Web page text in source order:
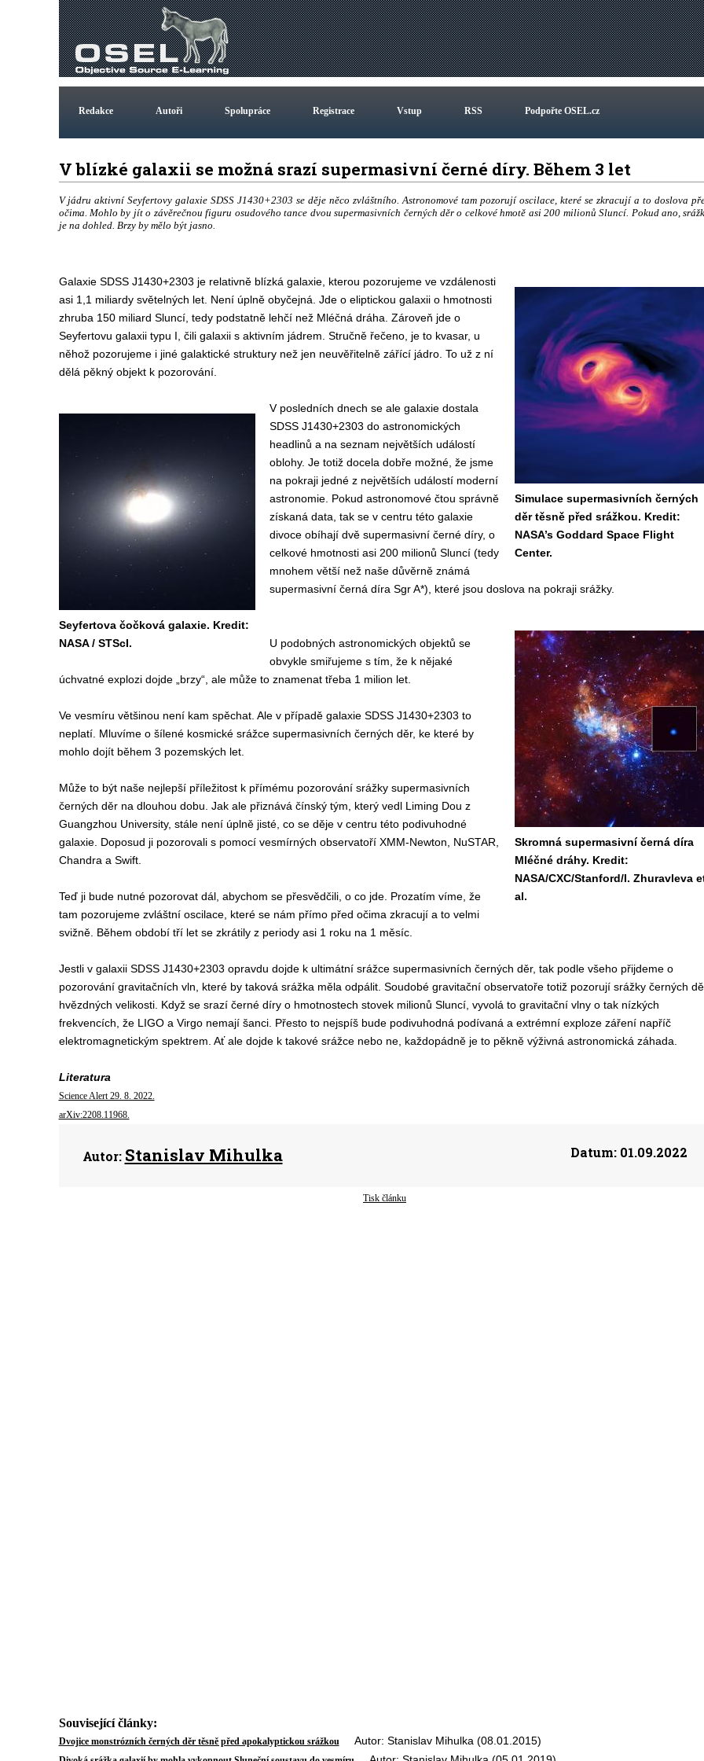
Redakce Autoři Spolupráce Registrace Vstup RSS Podpořte OSEL.cz
V blízké galaxii se možná srazí supermasivní černé díry. Během 3 let
V jádru aktivní Seyfertovy galaxie SDSS J1430+2303 se děje něco zvláštního. Astronomové tam pozorují oscilace, které se zkracují a to doslova
očima. Mohlo by jít o závěrečnou figuru osudového tance dvou supermasivních černých děr o celkové hmotě asi 200 milionů Sluncí. Pokud ano,
je na dohled. Brzy by mělo být jasno.
Simulace supermasivních černých
děr těsně před srážkou. Kredit:
NASA’s Goddard Space Flight
Center.
Galaxie SDSS J1430+2303 je relativně blízká galaxie, kterou pozorujeme ve vzdálenosti
asi 1,1 miliardy světelných let. Není úplně obyčejná. Jde o eliptickou galaxii o hmotnosti
zhruba 150 miliard Sluncí, tedy podstatně lehčí než Mléčná dráha. Zároveň jde o
Seyfertovu galaxii typu I, čili galaxii s aktivním jádrem. Stručně řečeno, je to kvasar, u
něhož pozorujeme i jiné galaktické struktury než jen neuvěřitelně zářící jádro. To už z ní
dělá pěkný objekt k pozorování.
Seyfertova čočková galaxie. Kredit:
NASA / STScI.
V posledních dnech se ale galaxie dostala
SDSS J1430+2303 do astronomických
headlinů a na seznam největších událostí
oblohy. Je totiž docela dobře možné, že jsme
na pokraji jedné z největších událostí moderní
astronomie. Pokud astronomové čtou správně
získaná data, tak se v centru této galaxie
divoce obíhají dvě supermasivní černé díry, o
celkové hmotnosti asi 200 milionů Sluncí (tedy
mnohem větší než naše důvěrně známá
supermasivní černá díra Sgr A*), které jsou doslova na pokraji srážky.
Skromná supermasivní černá díra
Mléčné dráhy. Kredit:
NASA/CXC/Stanford/I. Zhuravleva
al.
U podobných astronomických objektů se
obvykle smiřujeme s tím, že k nějaké
úchvatné explozi dojde „brzy“, ale může to znamenat třeba 1 milion let.
Ve vesmíru většinou není kam spěchat. Ale v případě galaxie SDSS J1430+2303 to
neplatí. Mluvíme o šílené kosmické srážce supermasivních černých děr, ke které by
mohlo dojít během 3 pozemských let.
Může to být naše nejlepší příležitost k přímému pozorování srážky supermasivních
černých děr na dlouhou dobu. Jak ale přiznává čínský tým, který vedl Liming Dou z
Guangzhou University, stále není úplně jisté, co se děje v centru této podivuhodné
galaxie. Doposud ji pozorovali s pomocí vesmírných observatoří XMM-Newton, NuSTAR,
Chandra a Swift.
Teď ji bude nutné pozorovat dál, abychom se přesvědčili, o co jde. Prozatím víme, že
tam pozorujeme zvláštní oscilace, které se nám přímo před očima zkracují a to velmi
svižně. Během období tří let se zkrátily z periody asi 1 roku na 1 měsíc.
Jestli v galaxii SDSS J1430+2303 opravdu dojde k ultimátní srážce supermasivních černých děr, tak podle všeho přijdeme o
pozorování gravitačních vln, které by taková srážka měla odpálit. Soudobé gravitační observatoře totiž pozorují srážky černých
hvězdných velikosti. Když se srazí černé díry o hmotnostech stovek milionů Sluncí, vyvolá to gravitační vlny o tak nízkých
frekvencích, že LIGO a Virgo nemají šanci. Přesto to nejspíš bude podivuhodná podívaná a extrémní exploze záření napříč
elektromagnetickým spektrem. Ať ale dojde k takové srážce nebo ne, každopádně je to pěkně výživná astronomická záhada.
Literatura
Science Alert 29. 8. 2022.
arXiv:2208.11968.
Autor: Stanislav Mihulka Datum:01.09.2022
Tisk článku
Související články:
Dvojice monstrózních černých děr těsně před apokalyptickou srážkou Autor: Stanislav Mihulka (08.01.2015)